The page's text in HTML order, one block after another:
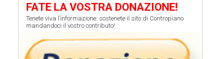
FATE LA VOSTRA DONAZIONE!
Tenete viva l’informazione: sostenete il sito di Contropiano
mandandoci il vostro contributo!